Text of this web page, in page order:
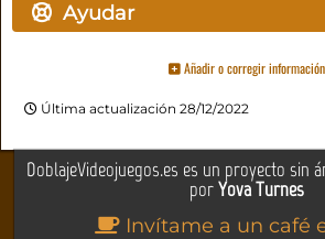
Ayudar
Añadir o corregir información
Última actualización 28/12/2022
DoblajeVideojuegos.es es un proyecto sin
porYova Turnes
Invítame a un café